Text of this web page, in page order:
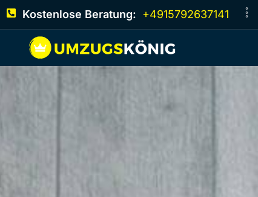
Kostenlose Beratung: +4915792637141